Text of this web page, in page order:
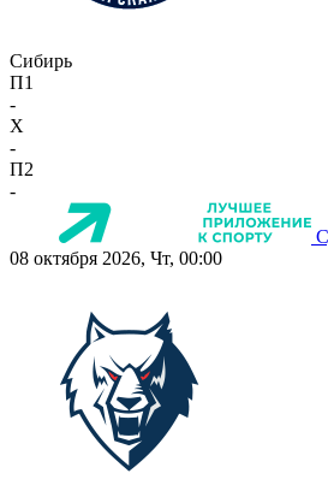
Сибирь
П1
-
X
-
П2
-
08 октября 2026, Чт, 00:00